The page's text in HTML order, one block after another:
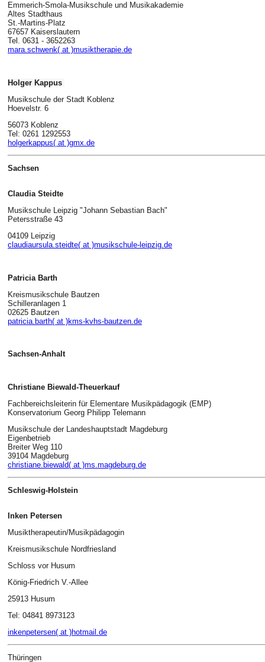
Emmerich-Smola-Musikschule und Musikakademie
Altes Stadthaus
St.-Martins-Platz
67657 Kaiserslautern
Tel. 0631 - 3652263
mara.schwenk( at )musiktherapie.de
Holger Kappus
Musikschule der Stadt Koblenz
Hoevelstr. 6
56073 Koblenz
Tel: 0261 1292553
holgerkappus( at )gmx.de
Sachsen
Claudia Steidte
Musikschule Leipzig "Johann Sebastian Bach"
Petersstraße 43
04109 Leipzig
claudiaursula.steidte( at )musikschule-leipzig.de
Patricia Barth
Kreismusikschule Bautzen
Schilleranlagen 1
02625 Bautzen
patricia.barth( at )kms-kvhs-bautzen.de
Sachsen-Anhalt
Christiane Biewald-Theuerkauf
Fachbereichsleiterin für Elementare Musikpädagogik (EMP)
Konservatorium Georg Philipp Telemann
Musikschule der Landeshauptstadt Magdeburg
Eigenbetrieb
Breiter Weg 110
39104 Magdeburg
christiane.biewald( at )ms.magdeburg.de
Schleswig-Holstein
Inken Petersen
Musiktherapeutin/Musikpädagogin
Kreismusikschule Nordfriesland
Schloss vor Husum
König-Friedrich V.-Allee
25913 Husum
Tel: 04841 8973123
inkenpetersen( at )hotmail.de
Thüringen